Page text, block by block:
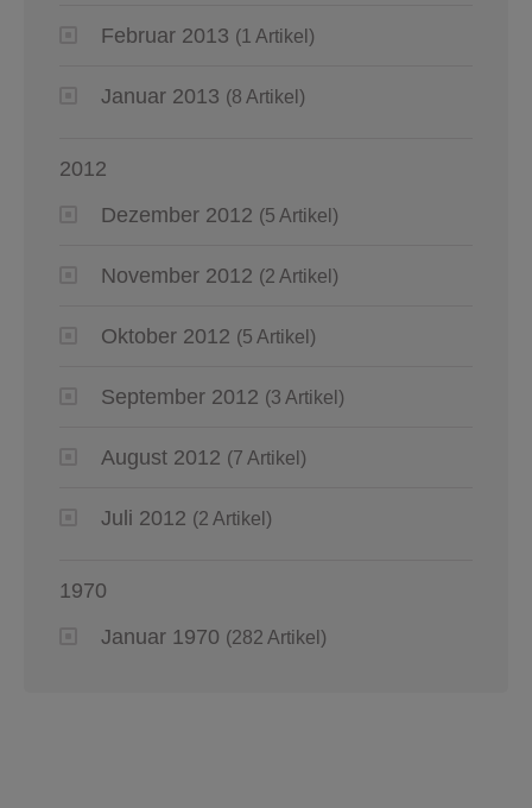
Februar 2013 (1 Artikel)
Januar 2013 (8 Artikel)
2012
Dezember 2012 (5 Artikel)
November 2012 (2 Artikel)
Oktober 2012 (5 Artikel)
September 2012 (3 Artikel)
August 2012 (7 Artikel)
Juli 2012 (2 Artikel)
1970
Januar 1970 (282 Artikel)